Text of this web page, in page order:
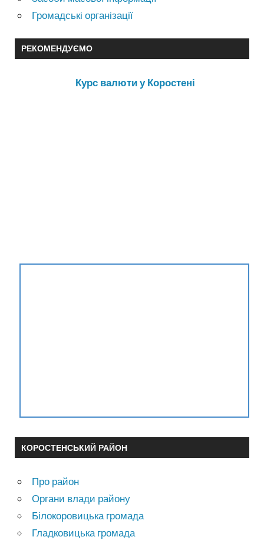
Громадські організації
РЕКОМЕНДУЄМО
Курс валюти у Коростені
КОРОСТЕНСЬКИЙ РАЙОН
Про район
Органи влади району
Білокоровицька громада
Гладковицька громада